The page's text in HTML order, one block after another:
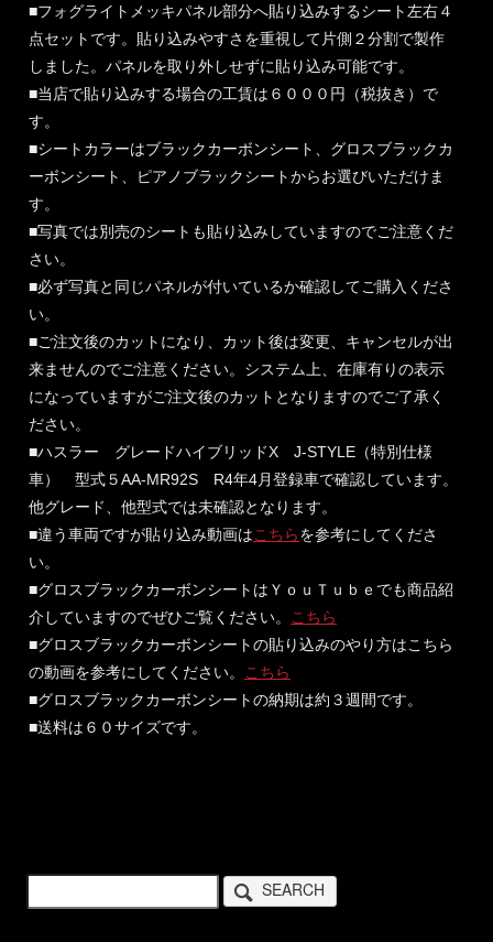
■フォグライトメッキパネル部分へ貼り込みするシート左右４
点セットです。貼り込みやすさを重視して片側２分割で製作
しました。パネルを取り外しせずに貼り込み可能です。
■当店で貼り込みする場合の工賃は６０００円（税抜き）で
す。
■シートカラーはブラックカーボンシート、グロスブラックカ
ーボンシート、ピアノブラックシートからお選びいただけま
す。
■写真では別売のシートも貼り込みしていますのでご注意くだ
さい。
■必ず写真と同じパネルが付いているか確認してご購入くださ
い。
■ご注文後のカットになり、カット後は変更、キャンセルが出
来ませんのでご注意ください。システム上、在庫有りの表示
になっていますがご注文後のカットとなりますのでご了承く
ださい。
■ハスラー グレードハイブリッドX J-STYLE（特別仕様
車） 型式５AA-MR92S R4年4月登録車で確認しています。
他グレード、他型式では未確認となります。
■違う車両ですが貼り込み動画はこちらを参考にしてくださ
い。
■グロスブラックカーボンシートはＹｏｕＴｕｂｅでも商品紹
介していますのでぜひご覧ください。
こちら
■グロスブラックカーボンシートの貼り込みのやり方はこちら
の動画を参考にしてください。
こちら
■グロスブラックカーボンシートの納期は約３週間です。
■送料は６０サイズです。
SEARCH